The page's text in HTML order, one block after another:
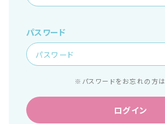
パスワード
※パスワードをお忘れの方は
ログイン